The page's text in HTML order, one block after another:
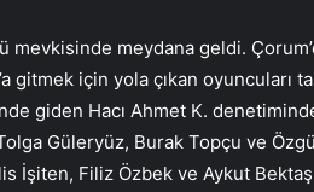
meydana geldi.
için yola çıkan oyuncuları
giden Hacı Ahmet K.
Güleryüz, Burak Topçu ve
İşiten, Filiz Özbek ve Aykut